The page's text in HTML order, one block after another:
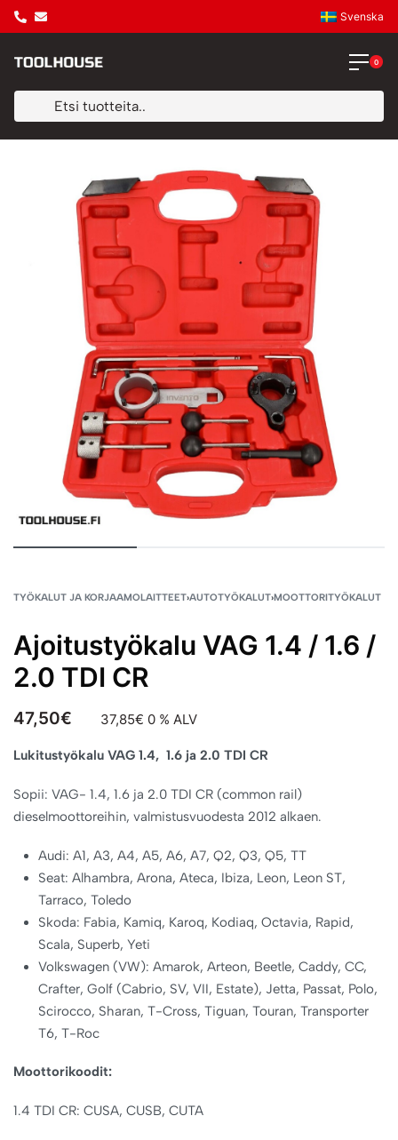
Svenska
0
TYÖKALUT JA KORJAAMOLAITTEET›AUTOTYÖKALUT›MOOTTORITYÖKALUT
Ajoitustyökalu VAG 1.4 / 1.6 /
2.0 TDI CR
47,50€ 37,85€ 0 % ALV
Lukitustyökalu VAG 1.4, 1.6 ja 2.0 TDI CR
Sopii: VAG- 1.4, 1.6 ja 2.0 TDI CR (common rail)
dieselmoottoreihin, valmistusvuodesta 2012 alkaen.
Audi: A1, A3, A4, A5, A6, A7, Q2, Q3, Q5, TT
Seat: Alhambra, Arona, Ateca, Ibiza, Leon, Leon ST,
Tarraco, Toledo
Skoda: Fabia, Kamiq, Karoq, Kodiaq, Octavia, Rapid,
Scala, Superb, Yeti
Volkswagen (VW): Amarok, Arteon, Beetle, Caddy, CC,
Crafter, Golf (Cabrio, SV, VII, Estate), Jetta, Passat, Polo,
Scirocco, Sharan, T-Cross, Tiguan, Touran, Transporter
T6, T-Roc
Moottorikoodit:
1.4 TDI CR: CUSA, CUSB, CUTA